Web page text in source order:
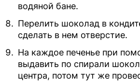
водяной бане.
Перелить шоколад в
сделать в нем отверстие.
На каждое печенье при
выдавить по спирали
центра, потом тут же